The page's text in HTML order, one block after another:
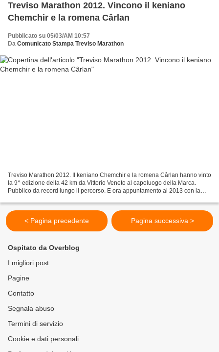
Treviso Marathon 2012. Vincono il keniano
Chemchir e la romena Cârlan
Pubblicato su 05/03/AM 10:57
Da Comunicato Stampa Treviso Marathon
Treviso Marathon 2012. Il keniano Chemchir e la romena Cârlan hanno vinto
la 9^ edizione della 42 km da Vittorio Veneto al capoluogo della Marca.
Pubblico da record lungo il percorso. E ora appuntamento al 2013 con la
< Pagina precedente Pagina successiva >
Ospitato da Overblog
I migliori post
Pagine
Contatto
Segnala abuso
Termini di servizio
Cookie e dati personali